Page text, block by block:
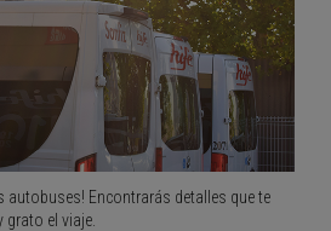
autobuses! Encontrarás detalles que te
el viaje.